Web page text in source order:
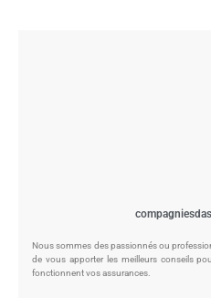
Nous sommes des passionnés ou
de vous apporter les meilleurs conseils
fonctionnent vos assurances.